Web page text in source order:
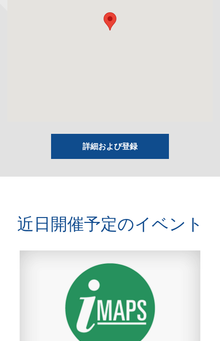
詳細および登録
近日開催予定のイベント